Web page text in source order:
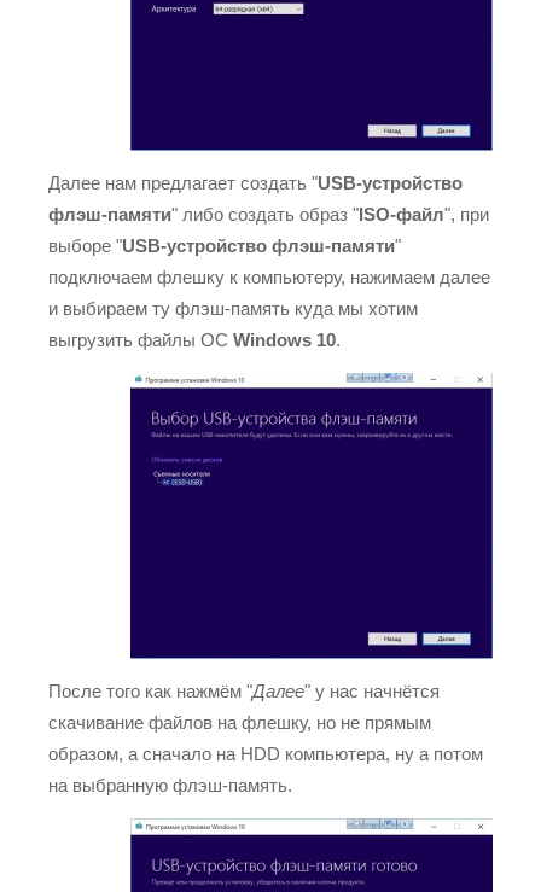
Далее нам предлагает создать "USB-устройство
флэш-памяти" либо создать образ "ISO-файл", при
выборе "USB-устройство флэш-памяти"
подключаем флешку к компьютеру, нажимаем далее
и выбираем ту флэш-память куда мы хотим
выгрузить файлы ОС Windows 10.
После того как нажмём "Далее" у нас начнётся
скачивание файлов на флешку, но не прямым
образом, а сначало на HDD компьютера, ну а потом
на выбранную флэш-память.